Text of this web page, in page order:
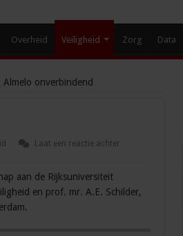
Overheid Veiligheid Zorg Data
onverbindend
Laat een reactie achter
aan de Rijksuniversiteit
en prof. mr. A.E. Schilder,